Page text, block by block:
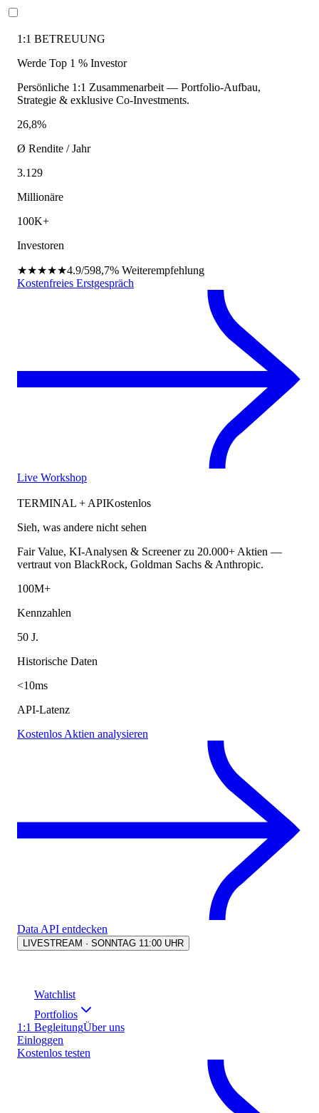
1:1 BETREUUNG
Werde Top 1 % Investor
Persönliche 1:1 Zusammenarbeit — Portfolio-Aufbau,
Strategie & exklusive Co-Investments.
26,8%
Ø Rendite / Jahr
3.129
Millionäre
100K+
Investoren
★★★★★4.9/598,7% Weiterempfehlung
Kostenfreies Erstgespräch
Live Workshop
TERMINAL + APIKostenlos
Sieh, was andere nicht sehen
Fair Value, KI-Analysen & Screener zu 20.000+ Aktien —
vertraut von BlackRock, Goldman Sachs & Anthropic.
100M+
Kennzahlen
50 J.
Historische Daten
<10ms
API-Latenz
Kostenlos Aktien analysieren
Data API entdecken
LIVESTREAM · SONNTAG 11:00 UHR
Watchlist
Portfolios
1:1 BegleitungÜber uns
Einloggen
Kostenlos testen